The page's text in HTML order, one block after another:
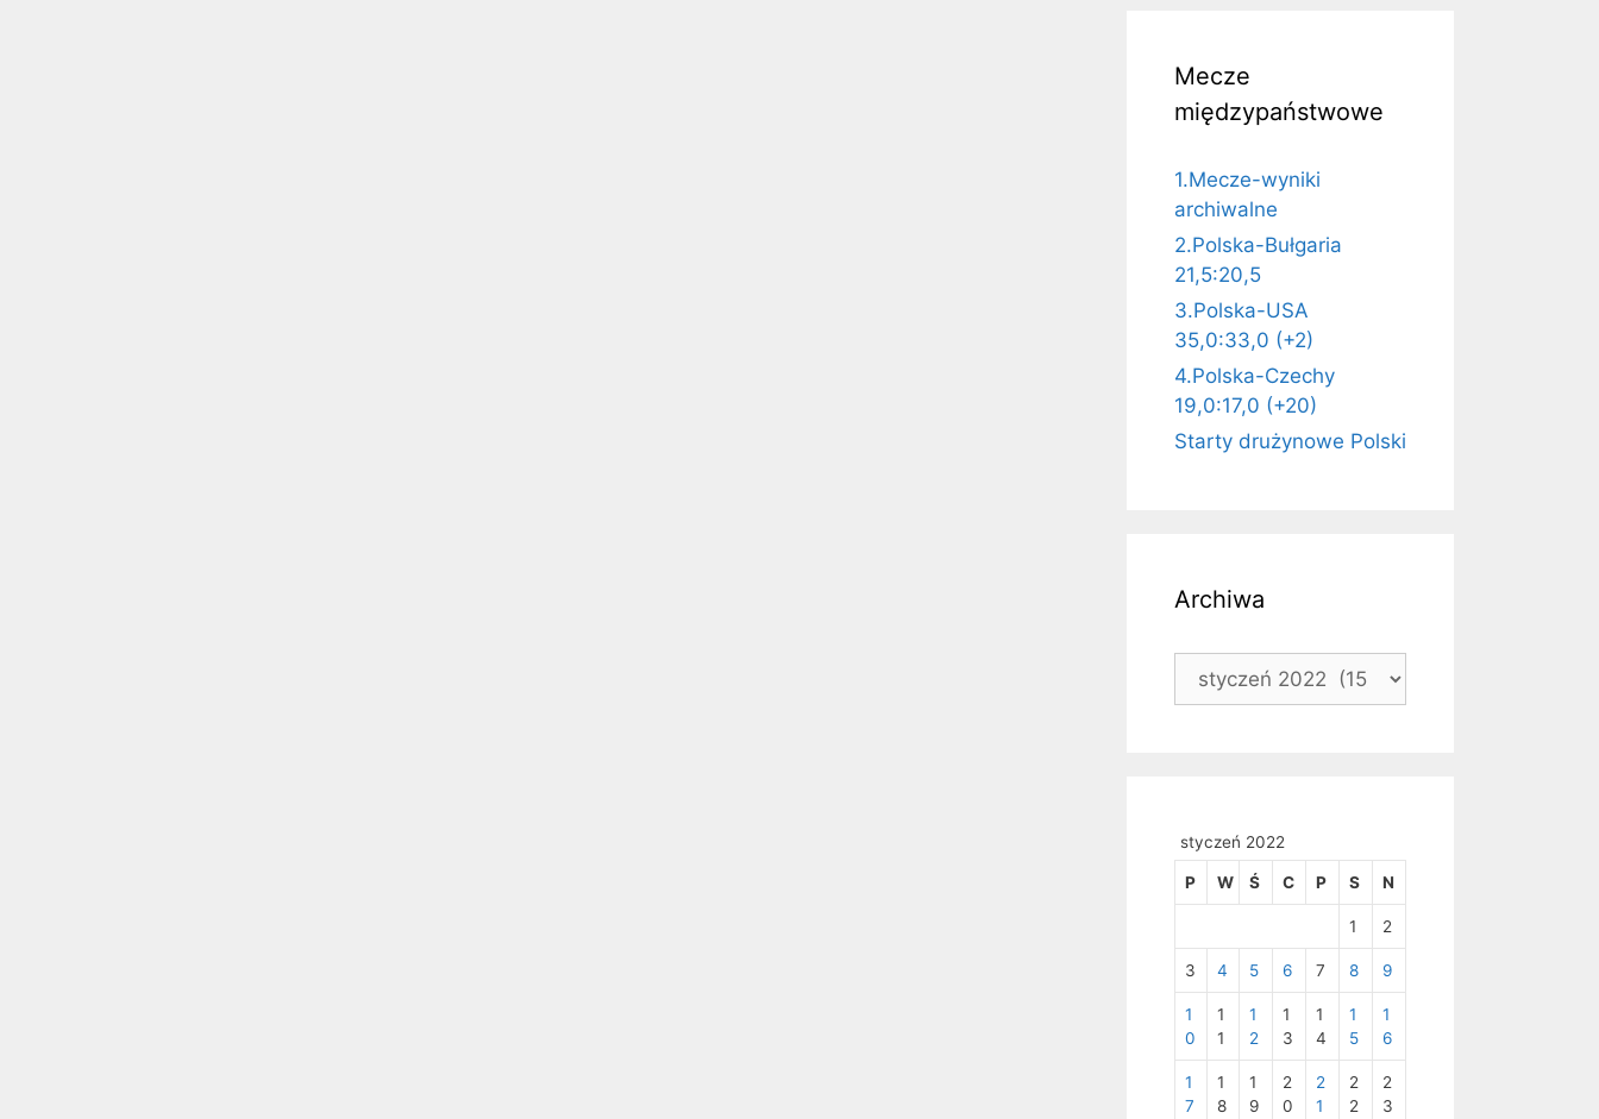
Mecze
międzypaństwowe
1.Mecze-wyniki
archiwalne
2.Polska-Bułgaria
21,5:20,5
3.Polska-USA
35,0:33,0 (+2)
4.Polska-Czechy
19,0:17,0 (+20)
Starty drużynowe Polski
Archiwa
styczeń 2022
P W Ś C P S N
1 2
3 4 5 6 7 8 9
1
0
1
1
1
2
1
3
1
4
1
5
1
6
1
7
1
8
1
9
2
0
2
1
2
2
2
3